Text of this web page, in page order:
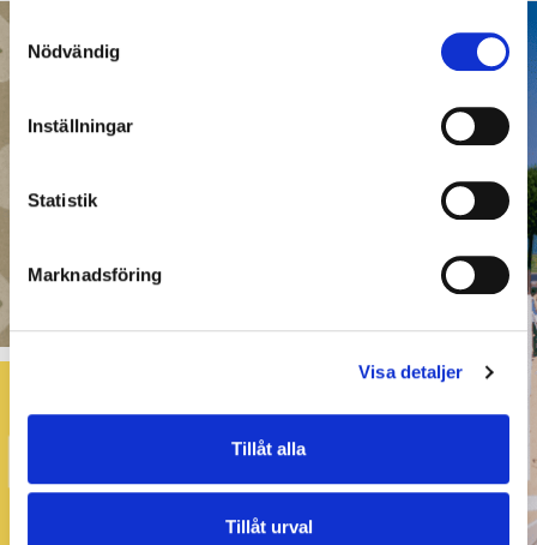
Samtyckesval
Nödvändig
Inställningar
Statistik
Marknadsföring
Visa detaljer
Tillåt alla
Tillåt urval